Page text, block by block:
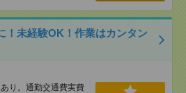
！未経験OK！作業はカンタン
り。通勤交通費実費